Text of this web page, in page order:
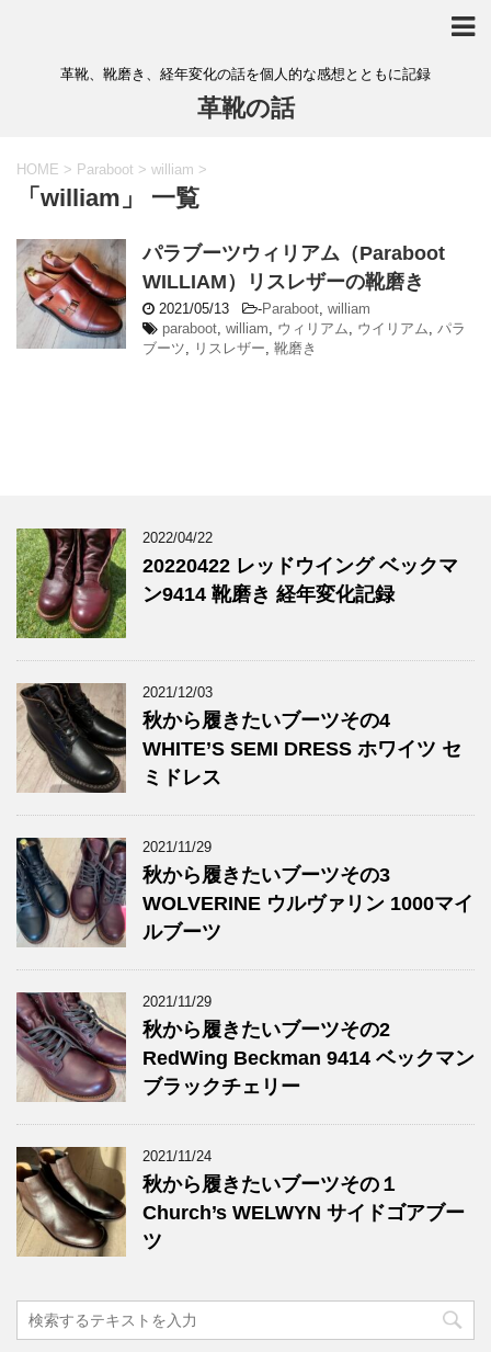
革靴、靴磨き、経年変化の話を個人的な感想とともに記録
革靴の話
HOME > Paraboot > william >
「william」 一覧
パラブーツウィリアム（Paraboot
WILLIAM）リスレザーの靴磨き
2021/05/13 -Paraboot, william
paraboot, william, ウィリアム, ウイリアム, パラ
ブーツ, リスレザー, 靴磨き
2022/04/22
20220422 レッドウイング ベックマ
ン9414 靴磨き 経年変化記録
2021/12/03
秋から履きたいブーツその4
WHITE’S SEMI DRESS ホワイツ セ
ミドレス
2021/11/29
秋から履きたいブーツその3
WOLVERINE ウルヴァリン 1000マイ
ルブーツ
2021/11/29
秋から履きたいブーツその2
RedWing Beckman 9414 ベックマン
ブラックチェリー
2021/11/24
秋から履きたいブーツその１
Church’s WELWYN サイドゴアブー
ツ